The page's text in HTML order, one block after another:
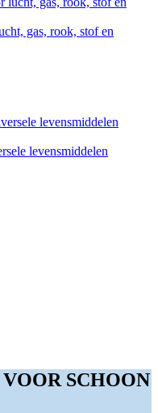
gas, rook, stof en
levensmiddelen
SCHOON